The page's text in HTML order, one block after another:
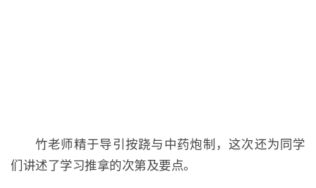
竹老师精于导引按跷与中药炮制，这次还为同学
们讲述了学习推拿的次第及要点。